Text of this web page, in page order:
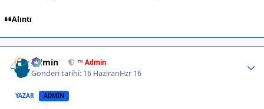
Alıntı
Admin ™ Admin
Gönderi tarihi: 16 HaziranHzr 16
YAZAR ADMIN